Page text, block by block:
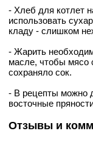
- Хлеб для котлет
использовать
кладу - слишком
- Жарить
масле, чтобы мясо
сохраняло сок.
- В рецепты можно
восточные
Отзывы и